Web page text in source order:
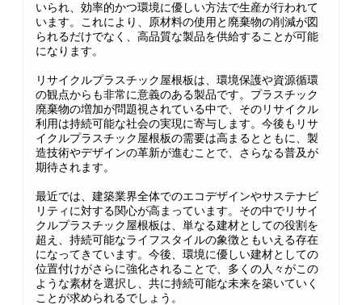
いられ、効率的かつ環境に優しい方法で生産が行われて
います。これにより、原材料の使用と廃棄物の削減が図
られるだけでなく、高品質な製品を供給することが可能
になります。
リサイクルプラスチック屋根板は、環境保護や資源循環
の観点からも非常に意義のある製品です。プラスチック
廃棄物の増加が問題視されている中で、そのリサイクル
利用は持続可能な社会の実現に寄与します。今後もリサ
イクルプラスチック屋根板の需要は高まるとともに、製
造技術やデザインの革新が進むことで、さらなる普及が
期待されます。
最近では、建築業界全体でのエコデザインやサステナビ
リティに対する関心が高まっています。その中でリサイ
クルプラスチック屋根板は、単なる建材としての役割を
超え、持続可能なライフスタイルの象徴ともいえる存在
になってきています。今後、環境に優しい建材としての
位置付けがさらに強化されることで、多くの人々がこの
ような素材を選択し、共に持続可能な未来を築いていく
ことが求められるでしょう。